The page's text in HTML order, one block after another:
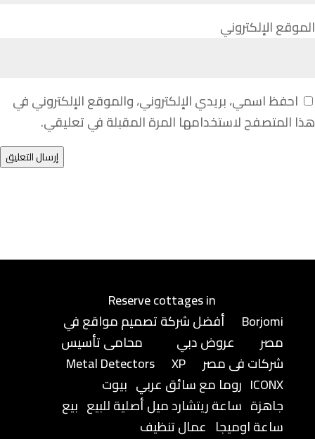
الموقع الإلكتروني
احفظ اسمي، بريدي الإلكتروني، والموقع الإلكتروني في
هذا المتصفح لاستخدامها المرة المقبلة في تعليقي.
إرسال التعليق
Reserve cottages in
Borjomi
أفضل شركة تصميم مواقع في
مصر
عروض دبي
محامى تأسيس
شركات فى مصر
Metal Detectors
XP
ICONX روما مع سائق عربي بيوت
جاهزة ساعة ريتشارد ميل أصلية للبيع بيع
ساعة اوميجا عمال تنظيف